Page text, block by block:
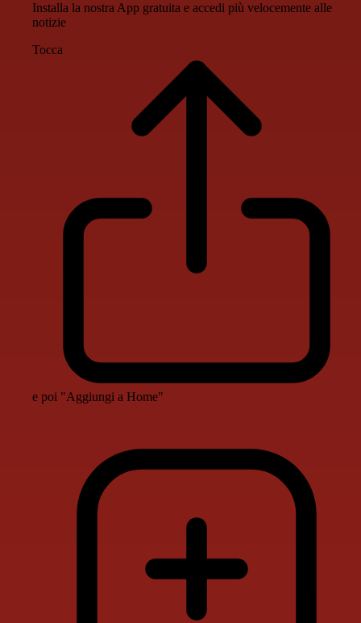
Installa la nostra App gratuita e accedi più velocemente alle
notizie
Tocca
e poi "Aggiungi a Home"